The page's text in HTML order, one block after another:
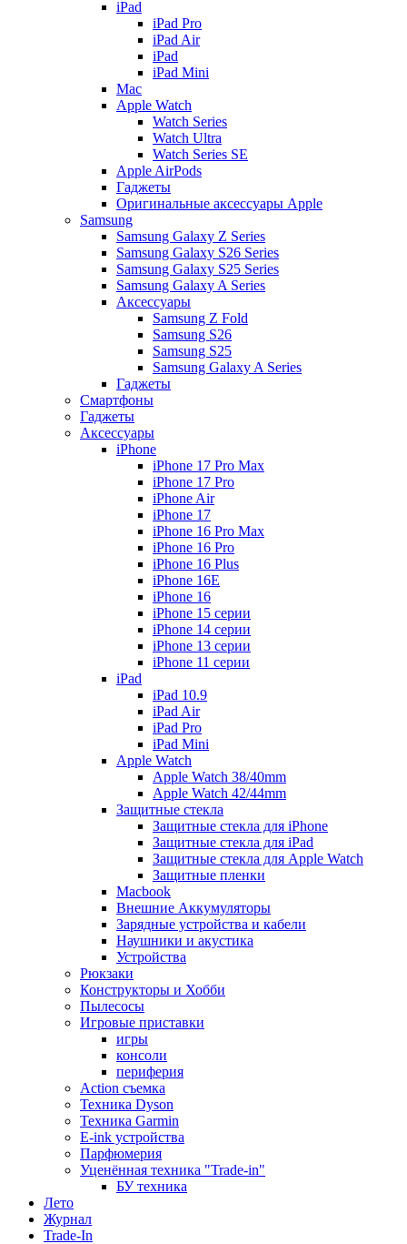
iPad
iPad Pro
iPad Air
iPad
iPad Mini
Mac
Apple Watch
Watch Series
Watch Ultra
Watch Series SE
Apple AirPods
Гаджеты
Оригинальные аксессуары Apple
Samsung
Samsung Galaxy Z Series
Samsung Galaxy S26 Series
Samsung Galaxy S25 Series
Samsung Galaxy A Series
Аксессуары
Samsung Z Fold
Samsung S26
Samsung S25
Samsung Galaxy A Series
Гаджеты
Смартфоны
Гаджеты
Аксессуары
iPhone
iPhone 17 Pro Max
iPhone 17 Pro
iPhone Air
iPhone 17
iPhone 16 Pro Max
iPhone 16 Pro
iPhone 16 Plus
iPhone 16E
iPhone 16
iPhone 15 серии
iPhone 14 серии
iPhone 13 серии
iPhone 11 серии
iPad
iPad 10.9
iPad Air
iPad Pro
iPad Mini
Apple Watch
Apple Watch 38/40mm
Apple Watch 42/44mm
Защитные стекла
Защитные стекла для iPhone
Защитные стекла для iPad
Защитные стекла для Apple Watch
Защитные пленки
Macbook
Внешние Аккумуляторы
Зарядные устройства и кабели
Наушники и акустика
Устройства
Рюкзаки
Конструкторы и Хобби
Пылесосы
Игровые приставки
игры
консоли
периферия
Action съемка
Техника Dyson
Техника Garmin
E-ink устройства
Парфюмерия
Уценённая техника "Trade-in"
БУ техника
Лето
Журнал
Trade-In